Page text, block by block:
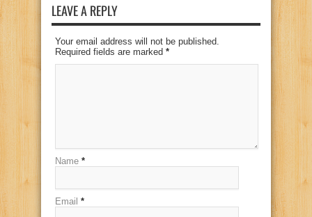
LEAVE A REPLY
Your email address will not be published.
Required fields are marked *
Name *
Email *